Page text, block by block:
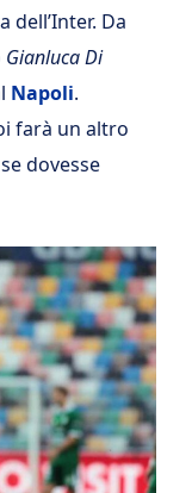
dell’Inter. Da
Gianluca Di
Napoli.
farà un altro
dovesse